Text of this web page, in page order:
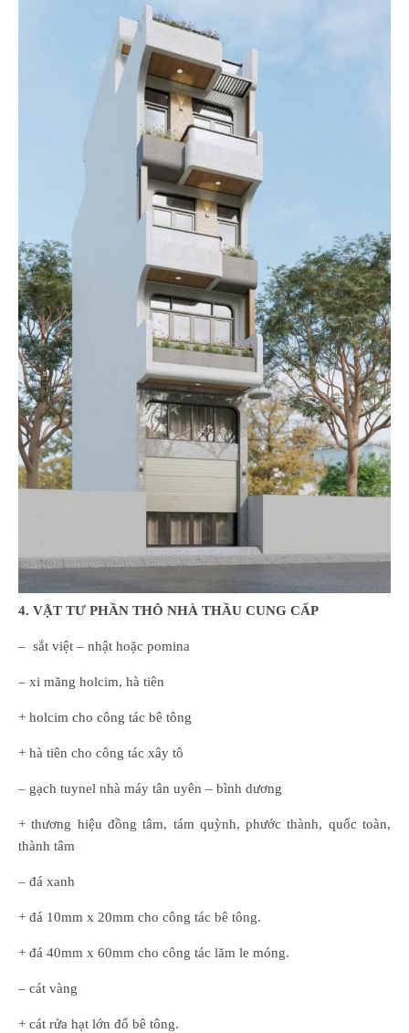
4. VẬT TƯ PHẦN THÔ NHÀ THẦU CUNG CẤP
– sắt việt – nhật hoặc pomina
– xi măng holcim, hà tiên
+ holcim cho công tác bê tông
+ hà tiên cho công tác xây tô
– gạch tuynel nhà máy tân uyên – bình dương
+ thương hiệu đồng tâm, tám quỳnh, phước thành, quốc toàn,
thành tâm
– đá xanh
+ đá 10mm x 20mm cho công tác bê tông.
+ đá 40mm x 60mm cho công tác lăm le móng.
– cát vàng
+ cát rửa hạt lớn đổ bê tông.